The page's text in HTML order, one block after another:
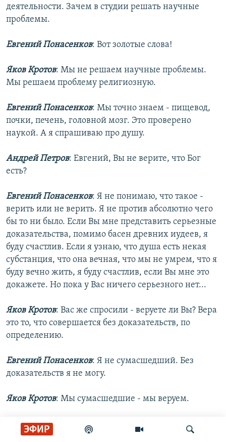
ЭФИР
деятельности. Зачем в студии решать научные
проблемы.
Евгений Понасенков: Вот золотые слова!
Яков Кротов: Мы не решаем научные проблемы.
Мы решаем проблему религиозную.
Евгений Понасенков: Мы точно знаем - пищевод,
почки, печень, головной мозг. Это проверено
наукой. А я спрашиваю про душу.
Андрей Петров: Евгений, Вы не верите, что Бог
есть?
Евгений Понасенков: Я не понимаю, что такое -
верить или не верить. Я не против абсолютно чего
бы то ни было. Если Вы мне представить серьезные
доказательства, помимо басен древних иудеев, я
буду счастлив. Если я узнаю, что душа есть некая
субстанция, что она вечная, что мы не умрем, что я
буду вечно жить, я буду счастлив, если Вы мне это
докажете. Но пока у Вас ничего серьезного нет...
Яков Кротов: Вас же спросили - веруете ли Вы? Вера
это то, что совершается без доказательств, по
определению.
Евгений Понасенков: Я не сумасшедший. Без
доказательств я не могу.
Яков Кротов: Мы сумасшедшие - мы веруем.
Евгений Понасенков : Вот табуретка и стул. Я
считаю, что вот эта табуретка - это и есть Бог. И вот